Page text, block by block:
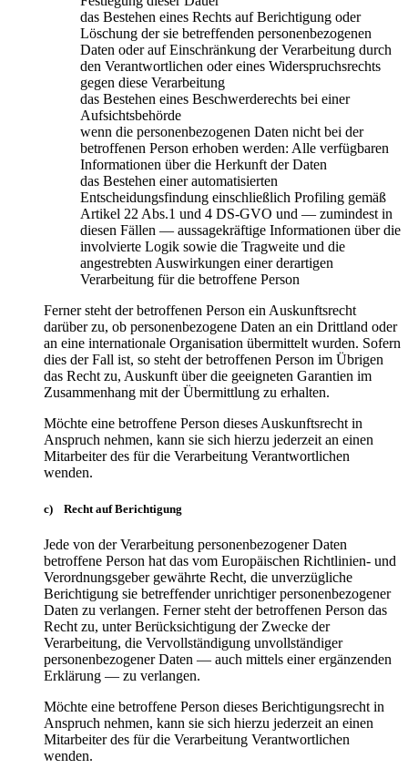
das Bestehen eines Rechts auf Berichtigung oder
Löschung der sie betreffenden personenbezogenen
Daten oder auf Einschränkung der Verarbeitung durch
den Verantwortlichen oder eines Widerspruchsrechts
gegen diese Verarbeitung
das Bestehen eines Beschwerderechts bei einer
Aufsichtsbehörde
wenn die personenbezogenen Daten nicht bei der
betroffenen Person erhoben werden: Alle verfügbaren
Informationen über die Herkunft der Daten
das Bestehen einer automatisierten
Entscheidungsfindung einschließlich Profiling gemäß
Artikel 22 Abs.1 und 4 DS-GVO und — zumindest in
diesen Fällen — aussagekräftige Informationen über die
involvierte Logik sowie die Tragweite und die
angestrebten Auswirkungen einer derartigen
Verarbeitung für die betroffene Person
Ferner steht der betroffenen Person ein Auskunftsrecht
darüber zu, ob personenbezogene Daten an ein Drittland oder
an eine internationale Organisation übermittelt wurden. Sofern
dies der Fall ist, so steht der betroffenen Person im Übrigen
das Recht zu, Auskunft über die geeigneten Garantien im
Zusammenhang mit der Übermittlung zu erhalten.
Möchte eine betroffene Person dieses Auskunftsrecht in
Anspruch nehmen, kann sie sich hierzu jederzeit an einen
Mitarbeiter des für die Verarbeitung Verantwortlichen
wenden.
c) Recht auf Berichtigung
Jede von der Verarbeitung personenbezogener Daten
betroffene Person hat das vom Europäischen Richtlinien- und
Verordnungsgeber gewährte Recht, die unverzügliche
Berichtigung sie betreffender unrichtiger personenbezogener
Daten zu verlangen. Ferner steht der betroffenen Person das
Recht zu, unter Berücksichtigung der Zwecke der
Verarbeitung, die Vervollständigung unvollständiger
personenbezogener Daten — auch mittels einer ergänzenden
Erklärung — zu verlangen.
Möchte eine betroffene Person dieses Berichtigungsrecht in
Anspruch nehmen, kann sie sich hierzu jederzeit an einen
Mitarbeiter des für die Verarbeitung Verantwortlichen
wenden.